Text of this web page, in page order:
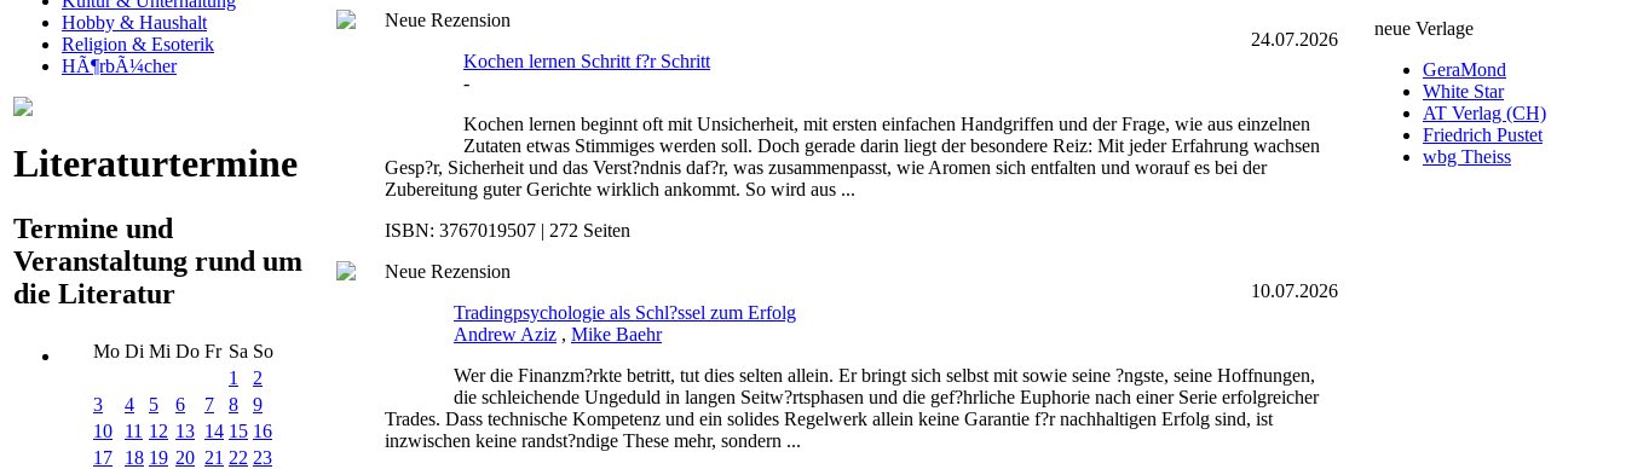
Hobby & Haushalt
Religion & Esoterik
HÃ¶rbÃ¼cher
Literaturtermine
Termine und
Veranstaltung rund um
die Literatur
Mo Di Mi Do Fr Sa So
1
2
3
4 5 6 7 8
9
10
11 12 13 14 15 16
17
18 19 20 21 22 23
neue Verlage
GeraMond
White Star
AT Verlag (CH)
Friedrich Pustet
wbg Theiss
24.07.2026
Neue Rezension
Kochen lernen Schritt f?r Schritt
-
Kochen lernen beginnt oft mit Unsicherheit, mit ersten einfachen Handgriffen und der Frage, wie aus einzelnen
Zutaten etwas Stimmiges werden soll. Doch gerade darin liegt der besondere Reiz: Mit jeder Erfahrung wachsen
Gesp?r, Sicherheit und das Verst?ndnis daf?r, was zusammenpasst, wie Aromen sich entfalten und worauf es bei der
Zubereitung guter Gerichte wirklich ankommt. So wird aus ...
ISBN: 3767019507 | 272 Seiten
10.07.2026
Neue Rezension
Tradingpsychologie als Schl?ssel zum Erfolg
Andrew Aziz , Mike Baehr
Wer die Finanzm?rkte betritt, tut dies selten allein. Er bringt sich selbst mit sowie seine ?ngste, seine Hoffnungen,
die schleichende Ungeduld in langen Seitw?rtsphasen und die gef?hrliche Euphorie nach einer Serie erfolgreicher
Trades. Dass technische Kompetenz und ein solides Regelwerk allein keine Garantie f?r nachhaltigen Erfolg sind, ist
inzwischen keine randst?ndige These mehr, sondern ...